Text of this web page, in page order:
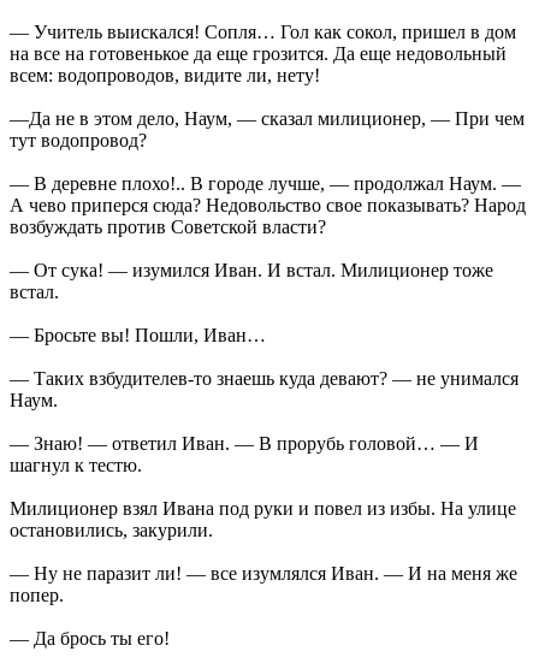
— Учитель выискался! Сопля… Гол как сокол, пришел в дом
на все на готовенькое да еще грозится. Да еще недовольный
всем: водопроводов, видите ли, нету!
—Да не в этом дело, Наум, — сказал милиционер, — При чем
тут водопровод?
— В деревне плохо!.. В городе лучше, — продолжал Наум. —
А чево приперся сюда? Недовольство свое показывать? Народ
возбуждать против Советской власти?
— От сука! — изумился Иван. И встал. Милиционер тоже
встал.
— Бросьте вы! Пошли, Иван…
— Таких взбудителев-то знаешь куда девают? — не унимался
Наум.
— Знаю! — ответил Иван. — В прорубь головой… — И
шагнул к тестю.
Милиционер взял Ивана под руки и повел из избы. На улице
остановились, закурили.
— Ну не паразит ли! — все изумлялся Иван. — И на меня же
попер.
— Да брось ты его!